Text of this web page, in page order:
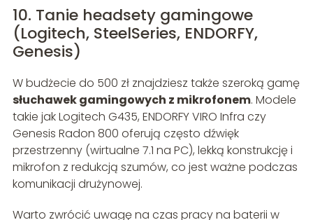
10. Tanie headsety gamingowe
(Logitech, SteelSeries, ENDORFY,
Genesis)
W budżecie do 500 zł znajdziesz także szeroką gamę
słuchawek gamingowych z mikrofonem. Modele
takie jak Logitech G435, ENDORFY VIRO Infra czy
Genesis Radon 800 oferują często dźwięk
przestrzenny (wirtualne 7.1 na PC), lekką konstrukcję i
mikrofon z redukcją szumów, co jest ważne podczas
komunikacji drużynowej.
Warto zwrócić uwagę na czas pracy na baterii w